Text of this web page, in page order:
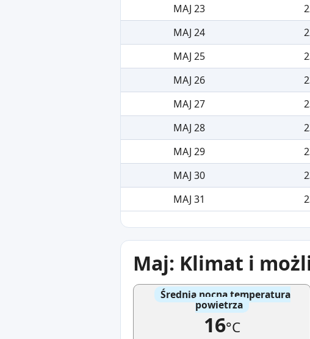
MAJ 23
MAJ 24
MAJ 25
MAJ 26
MAJ 27
MAJ 28
MAJ 29
MAJ 30
MAJ 31
Maj: Klimat i
Średnia nocna temperatura
powietrza
16°C